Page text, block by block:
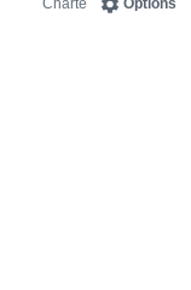
Options
Charte